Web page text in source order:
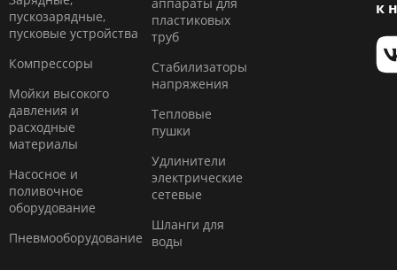
пускозарядные,
пусковые устройства
Компресcоры
Мойки высокого
давления и
расходные
материалы
Насосное и
поливочное
оборудование
Пневмооборудование
пластиковых
труб
Стабилизаторы
напряжения
Тепловые
пушки
Удлинители
электрические
сетевые
Шланги для
воды
к